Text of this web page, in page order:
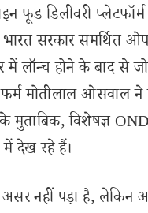
फूड डिलीवरी प्लेटफॉर्म
सरकार समर्थित
में लॉन्च होने के बाद से
मोतीलाल ओसवाल ने
के मुताबिक, विशेषज्ञ
देख रहे हैं।
असर नहीं पड़ा है, लेकिन